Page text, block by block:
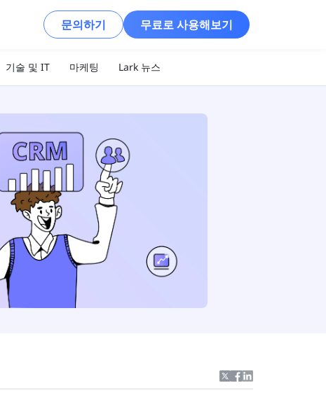
문의하기 무료로 사용해보기
기술 및 IT 마케팅 Lark 뉴스